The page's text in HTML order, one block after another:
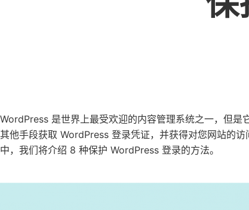
WordPress 是世界上最受欢迎的内容管理系统之一，但
其他手段获取 WordPress 登录凭证，并获得对您网站的
中，我们将介绍 8 种保护 WordPress 登录的方法。